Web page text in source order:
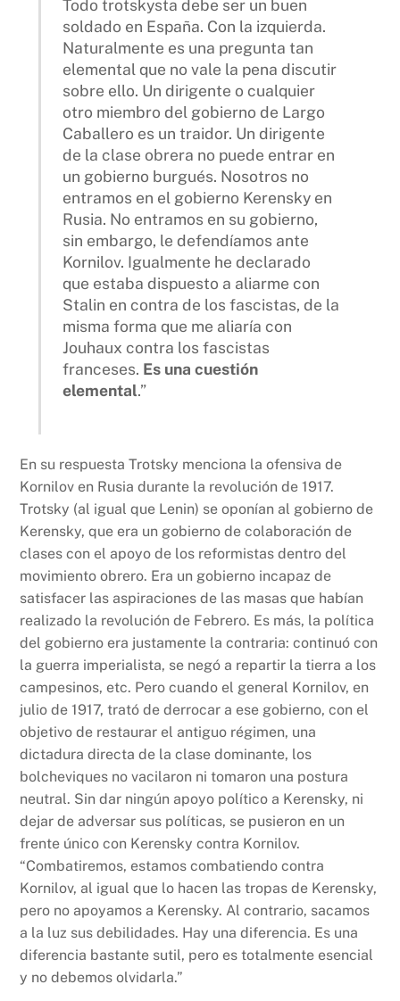
Todo trotskysta debe ser un buen
soldado en España. Con la izquierda.
Naturalmente es una pregunta tan
elemental que no vale la pena discutir
sobre ello. Un dirigente o cualquier
otro miembro del gobierno de Largo
Caballero es un traidor. Un dirigente
de la clase obrera no puede entrar en
un gobierno burgués. Nosotros no
entramos en el gobierno Kerensky en
Rusia. No entramos en su gobierno,
sin embargo, le defendíamos ante
Kornilov. Igualmente he declarado
que estaba dispuesto a aliarme con
Stalin en contra de los fascistas, de la
misma forma que me aliaría con
Jouhaux contra los fascistas
franceses. Es una cuestión
elemental.”
En su respuesta Trotsky menciona la ofensiva de
Kornilov en Rusia durante la revolución de 1917.
Trotsky (al igual que Lenin) se oponían al gobierno de
Kerensky, que era un gobierno de colaboración de
clases con el apoyo de los reformistas dentro del
movimiento obrero. Era un gobierno incapaz de
satisfacer las aspiraciones de las masas que habían
realizado la revolución de Febrero. Es más, la política
del gobierno era justamente la contraria: continuó con
la guerra imperialista, se negó a repartir la tierra a los
campesinos, etc. Pero cuando el general Kornilov, en
julio de 1917, trató de derrocar a ese gobierno, con el
objetivo de restaurar el antiguo régimen, una
dictadura directa de la clase dominante, los
bolcheviques no vacilaron ni tomaron una postura
neutral. Sin dar ningún apoyo político a Kerensky, ni
dejar de adversar sus políticas, se pusieron en un
frente único con Kerensky contra Kornilov.
“Combatiremos, estamos combatiendo contra
Kornilov, al igual que lo hacen las tropas de Kerensky,
pero no apoyamos a Kerensky. Al contrario, sacamos
a la luz sus debilidades. Hay una diferencia. Es una
diferencia bastante sutil, pero es totalmente esencial
y no debemos olvidarla.”